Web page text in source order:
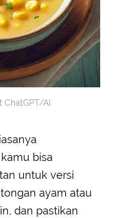
ChatGPT/AI
bisa
untuk versi
ayam atau
dan pastikan